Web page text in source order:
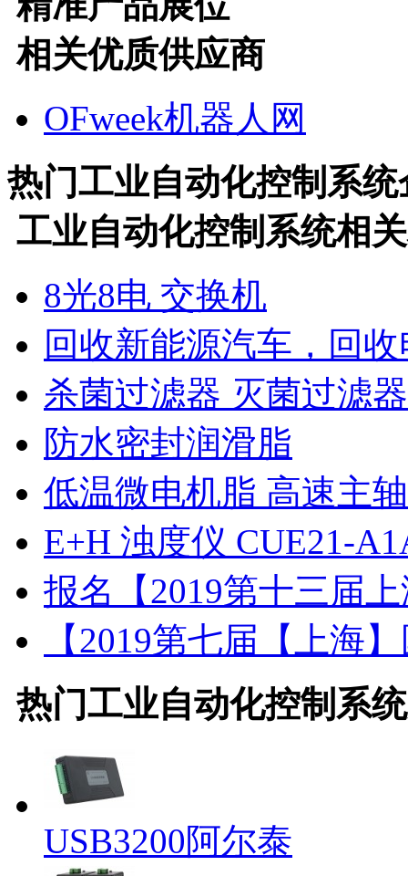
相关优质供应商
OFweek机器人网
热门工业自动化控制系统
工业自动化控制系统相
8光8电 交换机
回收新能源汽车，回
杀菌过滤器 灭菌过滤
防水密封润滑脂
低温微电机脂 高速主
E+H 浊度仪 CUE21-
报名【2019第十三届
【2019第七届【上海
热门工业自动化控制系统
USB3200阿尔泰